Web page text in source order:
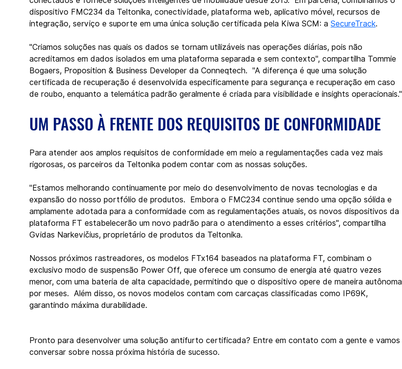
dispositivo FMC234 da Teltonika, conectividade, plataforma web, aplicativo móvel, recursos de
integração, serviço e suporte em uma única solução certificada pela Kiwa SCM: a SecureTrack.
"Criamos soluções nas quais os dados se tornam utilizáveis nas operações diárias, pois não
acreditamos em dados isolados em uma plataforma separada e sem contexto", compartilha Tommie
Bogaers, Proposition & Business Developer da Conneqtech.  "A diferença é que uma solução
certificada de recuperação é desenvolvida especificamente para segurança e recuperação em caso
de roubo, enquanto a telemática padrão geralmente é criada para visibilidade e insights operacionais."
UM PASSO À FRENTE DOS REQUISITOS DE CONFORMIDADE
Para atender aos amplos requisitos de conformidade em meio a regulamentações cada vez mais
rigorosas, os parceiros da Teltonika podem contar com as nossas soluções.
"Estamos melhorando continuamente por meio do desenvolvimento de novas tecnologias e da
expansão do nosso portfólio de produtos.  Embora o FMC234 continue sendo uma opção sólida e
amplamente adotada para a conformidade com as regulamentações atuais, os novos dispositivos da
plataforma FT estabelecerão um novo padrão para o atendimento a esses critérios", compartilha
Gvidas Narkevičius, proprietário de produtos da Teltonika.
Nossos próximos rastreadores, os modelos FTx164 baseados na plataforma FT, combinam o
exclusivo modo de suspensão Power Off, que oferece um consumo de energia até quatro vezes
menor, com uma bateria de alta capacidade, permitindo que o dispositivo opere de maneira autônoma
por meses.  Além disso, os novos modelos contam com carcaças classificadas como IP69K,
garantindo máxima durabilidade.
Pronto para desenvolver uma solução antifurto certificada? Entre em contato com a gente e vamos
conversar sobre nossa próxima história de sucesso.